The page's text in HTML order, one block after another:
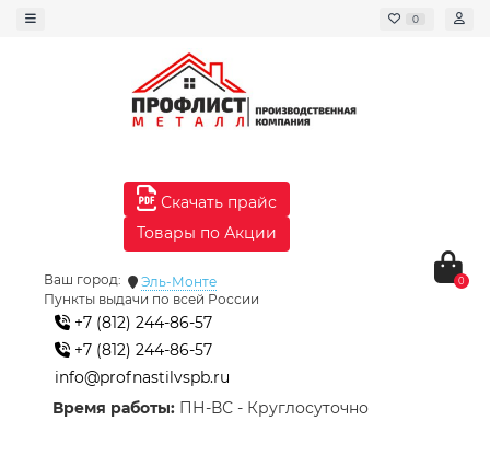
0
Скачать прайс
Товары по Акции
Ваш город:
Эль-Монте
Пункты выдачи по всей России
+7 (812) 244-86-57
+7 (812) 244-86-57
info@profnastilvspb.ru
Время работы: ПН-ВС - Круглосуточно
0